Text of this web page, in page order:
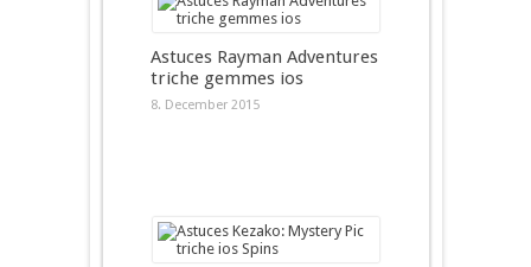
Astuces Rayman Adventures
triche gemmes ios
8. December 2015